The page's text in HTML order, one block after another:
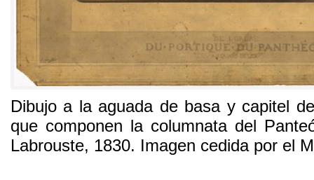
Dibujo a la aguada de basa y capitel
que componen la columnata del
Labrouste, 1830. Imagen cedida por el